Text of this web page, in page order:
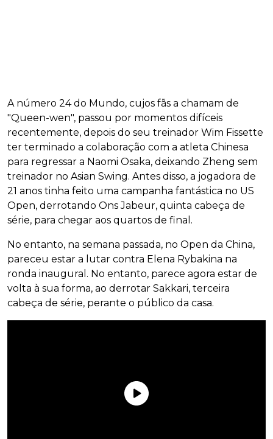
A número 24 do Mundo, cujos fãs a chamam de
"Queen-wen", passou por momentos difíceis
recentemente, depois do seu treinador Wim Fissette
ter terminado a colaboração com a atleta Chinesa
para regressar a Naomi Osaka, deixando Zheng sem
treinador no Asian Swing. Antes disso, a jogadora de
21 anos tinha feito uma campanha fantástica no US
Open, derrotando Ons Jabeur, quinta cabeça de
série, para chegar aos quartos de final.
No entanto, na semana passada, no Open da China,
pareceu estar a lutar contra Elena Rybakina na
ronda inaugural. No entanto, parece agora estar de
volta à sua forma, ao derrotar Sakkari, terceira
cabeça de série, perante o público da casa.